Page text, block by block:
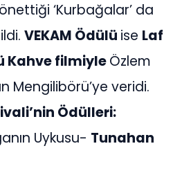
‘Kurbağalar’ da
VEKAM Ödülü ise Laf
Kahve filmiyleÖzlem
Mengilibörü’ye veridi.
Ödülleri:
Uykusu- Tunahan